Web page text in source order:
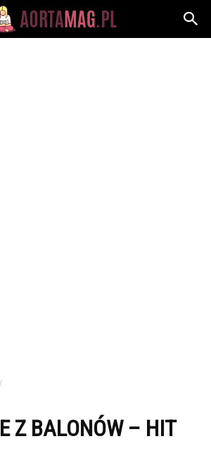
Z BALONÓW – HIT